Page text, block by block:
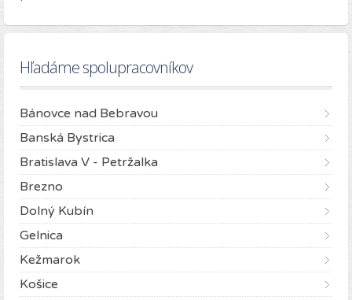
Hľadáme spolupracovníkov
Bánovce nad Bebravou
Banská Bystrica
Bratislava V - Petržalka
Brezno
Dolný Kubín
Gelnica
Kežmarok
Košice